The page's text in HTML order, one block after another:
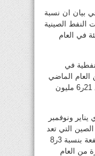
بيان ان نسبة
النفط الصينية
بنسبة 2ر2 في المئة في العام
في
في المئة عن العام الماضي
لتصل الى 41ر27 مليون طن او ما يعادل 21ر6 مليون
ونوفمبر
الصين التي تعد
ثاني اكبر مستهلك للنفط في العالم مرتفعة بنسبة 3ر8
من العام